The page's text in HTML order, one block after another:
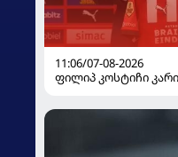
11:06/07-08-2026
ფილიპ კოსტიჩი